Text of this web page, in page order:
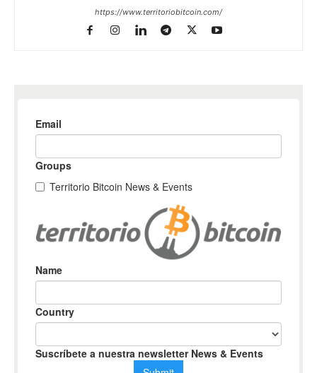
https://www.territoriobitcoin.com/